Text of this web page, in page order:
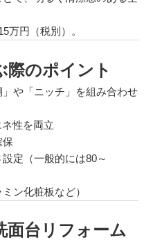
万円（税別）。
際のポイント
や「ニッチ」を組み合わせ
性を両立
保
定（一般的には80～
ン化粧板など）
面台リフォーム